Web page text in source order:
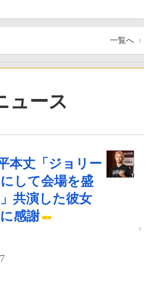
一覧へ
ュース
本丈「ジョリー
して会場を盛
共演した彼女
感謝